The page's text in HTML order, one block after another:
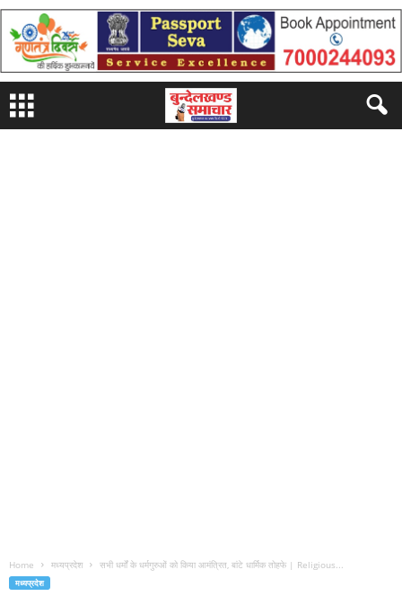
Home मध्यप्रदेश सभी धर्मों के धर्मगुरुओं को किया आमंत्रित, बांटे धार्मिक तोहफे | Religious...
मध्यप्रदेश